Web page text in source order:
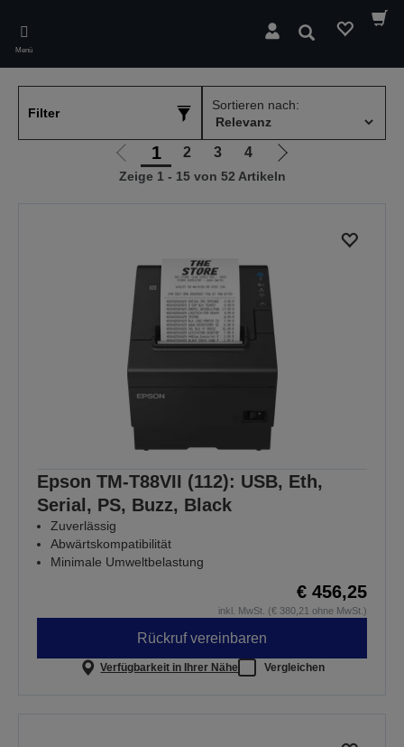
main
content
Menü
Suchen
Filter
Sortieren nach:
Zur
vorherigen
1 2 3 4
Zur
nächsten
Zeige 1 - 15 von 52 Artikeln
Epson TM-T88VII (112): USB, Eth,
Serial, PS, Buzz, Black
Zuverlässig
Abwärtskompatibilität
Minimale Umweltbelastung
€ 456,25
inkl. MwSt. (€ 380,21 ohne MwSt.)
Rückruf vereinbaren
Verfügbarkeit in Ihrer Nähe Vergleichen